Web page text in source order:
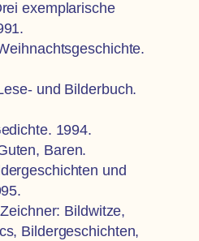
exemplarische
und Bilderbuch.
1994.
Baren.
und
Bildwitze,
Bildergeschichten,